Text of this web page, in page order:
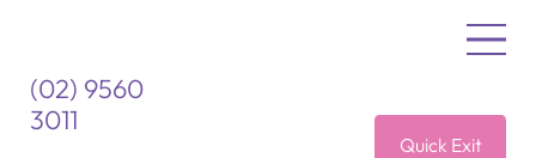
(02) 9560
3011
Quick Exit